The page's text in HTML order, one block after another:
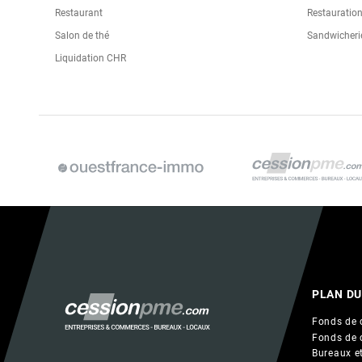
Restaurant
Salon de thé
Liquidation CHR
PLAN
Fonds de
Fonds de
Bureaux